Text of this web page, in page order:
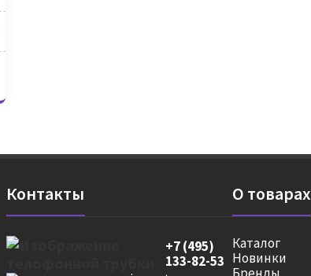
Контакты
+7 (495)
133-82-53
О товарах
Каталог
Новинки